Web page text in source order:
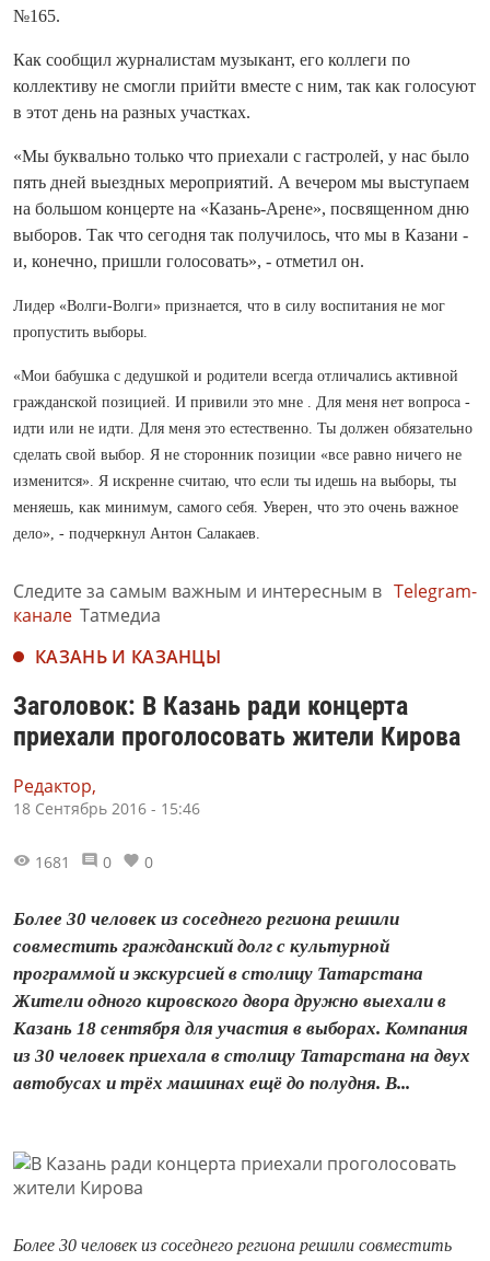
№165.
Как сообщил журналистам музыкант, его коллеги по
коллективу не смогли прийти вместе с ним, так как голосуют
в этот день на разных участках.
«Мы буквально только что приехали с гастролей, у нас было
пять дней выездных мероприятий. А вечером мы выступаем
на большом концерте на «Казань-Арене», посвященном дню
выборов. Так что сегодня так получилось, что мы в Казани -
и, конечно, пришли голосовать», - отметил он.
Лидер «Волги-Волги» признается, что в силу воспитания не мог
пропустить выборы.
«Мои бабушка с дедушкой и родители всегда отличались активной
гражданской позицией. И привили это мне
. Для меня нет вопроса -
идти или не идти. Для меня это естественно. Ты должен обязательно
сделать свой выбор. Я не сторонник позиции «все равно ничего не
изменится». Я искренне считаю, что если ты идешь на выборы, ты
меняешь, как минимум, самого себя. Уверен, что это очень важное
дело», - подчеркнул Антон Салакаев.
Следите за самым важным и интересным в Telegram-
канале Татмедиа
КАЗАНЬ И КАЗАНЦЫ
Заголовок: В Казань ради концерта
приехали проголосовать жители Кирова
Редактор,
18 Сентябрь 2016 - 15:46
1681 0 0
Более 30 человек из соседнего региона решили
совместить гражданский долг с культурной
программой и экскурсией в столицу Татарстана
Жители одного кировского двора дружно выехали в
Казань 18 сентября для участия в выборах. Компания
из 30 человек приехала в столицу Татарстана на двух
автобусах и трёх машинах ещё до полудня. В...
Более 30 человек из соседнего региона решили совместить